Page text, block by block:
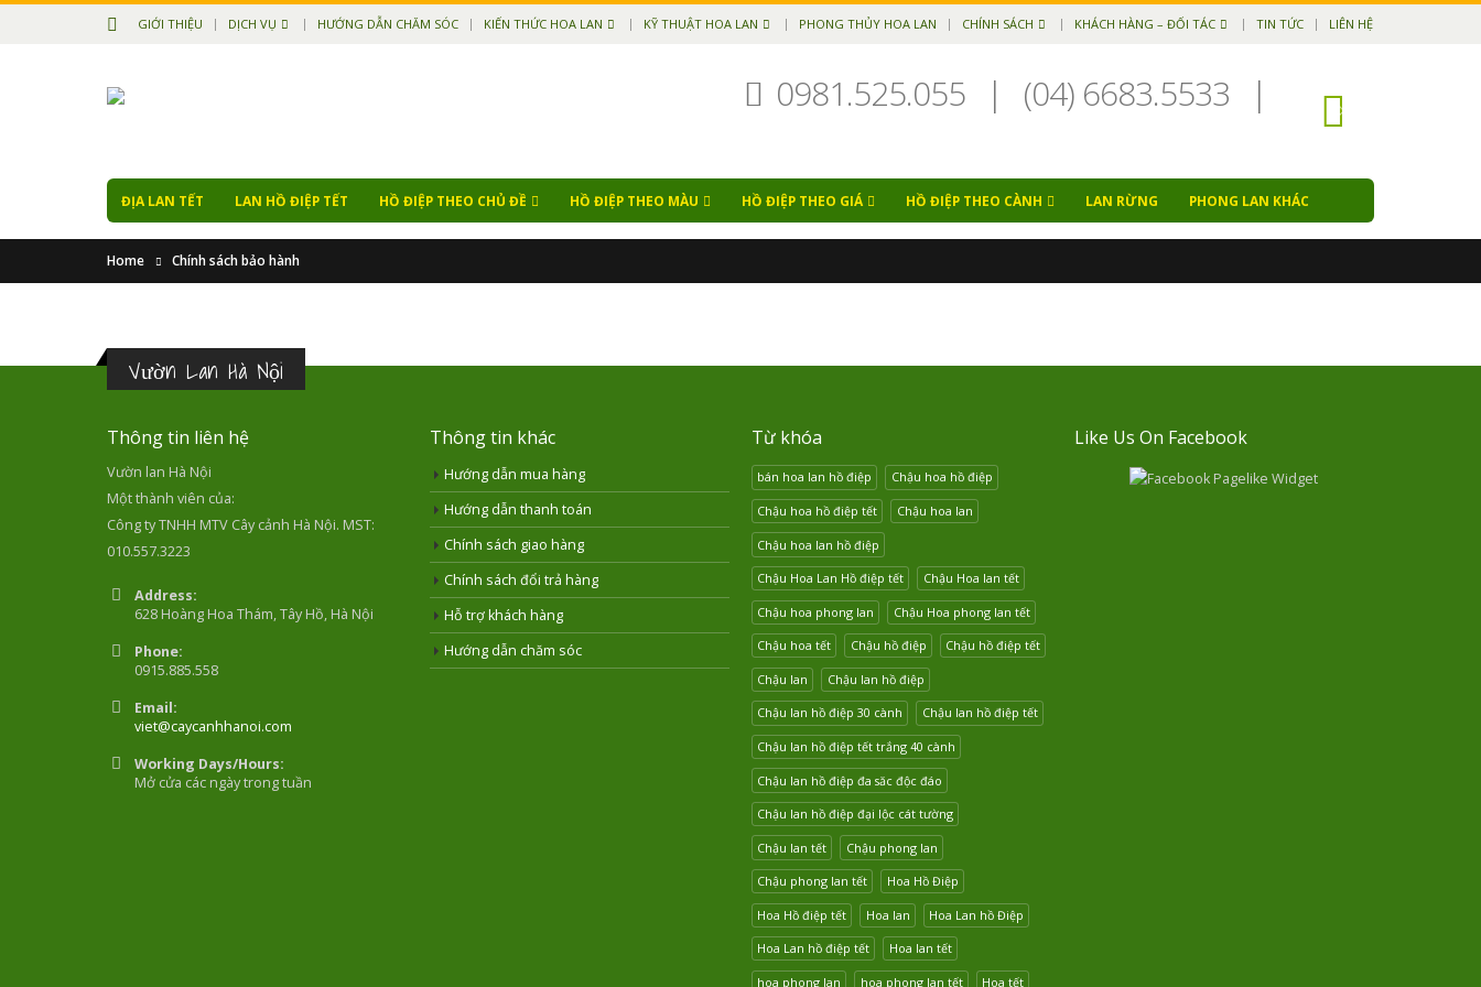
GIỚI THIỆU DỊCH VỤ HƯỚNG DẪN CHĂM SÓC KIẾN THỨC HOA LAN KỸ THUẬT HOA LAN PHONG THỦY HOA LAN CHÍNH SÁCH KHÁCH HÀNG – ĐỐI TÁC TIN TỨC LIÊN HỆ
0981.525.055 | (04) 6683.5533 |
ĐỊA LAN TẾT LAN HỒ ĐIỆP TẾT HỒ ĐIỆP THEO CHỦ ĐỀ HỒ ĐIỆP THEO MÀU HỒ ĐIỆP THEO GIÁ HỒ ĐIỆP THEO CÀNH LAN RỪNG PHONG LAN KHÁC
Home Chính sách bảo hành
Vườn Lan Hà Nội
Thông tin liên hệ
Vườn lan Hà Nội
Một thành viên của:
Công ty TNHH MTV Cây cảnh Hà Nội. MST:
010.557.3223
Address:
628 Hoàng Hoa Thám, Tây Hồ, Hà Nội
Phone:
0915.885.558
Email:
viet@caycanhhanoi.com
Working Days/Hours:
Mở cửa các ngày trong tuần
Thông tin khác
Hướng dẫn mua hàng
Hướng dẫn thanh toán
Chính sách giao hàng
Chính sách đổi trả hàng
Hỗ trợ khách hàng
Hướng dẫn chăm sóc
Từ khóa
bán hoa lan hồ điệp Chậu hoa hồ điệp
Chậu hoa hồ điệp tết Chậu hoa lan
Chậu hoa lan hồ điệp
Chậu Hoa Lan Hồ điệp tết Chậu Hoa lan tết
Chậu hoa phong lan Chậu Hoa phong lan tết
Chậu hoa tết Chậu hồ điệp Chậu hồ điệp tết
Chậu lan Chậu lan hồ điệp
Chậu lan hồ điệp 30 cành Chậu lan hồ điệp tết
Chậu lan hồ điệp tết trắng 40 cành
Chậu lan hồ điệp đa săc độc đáo
Chậu lan hồ điệp đại lộc cát tường
Chậu lan tết Chậu phong lan
Chậu phong lan tết Hoa Hồ Điệp
Hoa Hồ điệp tết Hoa lan Hoa Lan hồ Điệp
Hoa Lan hồ điệp tết Hoa lan tết
hoa phong lan hoa phong lan tết Hoa tết
Like Us On Facebook